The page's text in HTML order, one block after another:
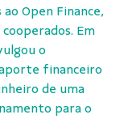
Open Finance,
Em
o
financeiro
de uma
para o